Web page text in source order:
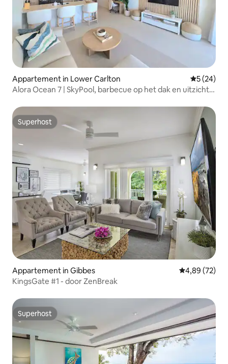
Appartement in Lower Carlton
5 (24)
Alora Ocean 7 | SkyPool, barbecue op het dak en uitzicht
Superhost
Superhost
Appartement in Gibbes Gemiddelde
4,89 (72)
KingsGate #1 - door ZenBreak
Superhost
Superhost